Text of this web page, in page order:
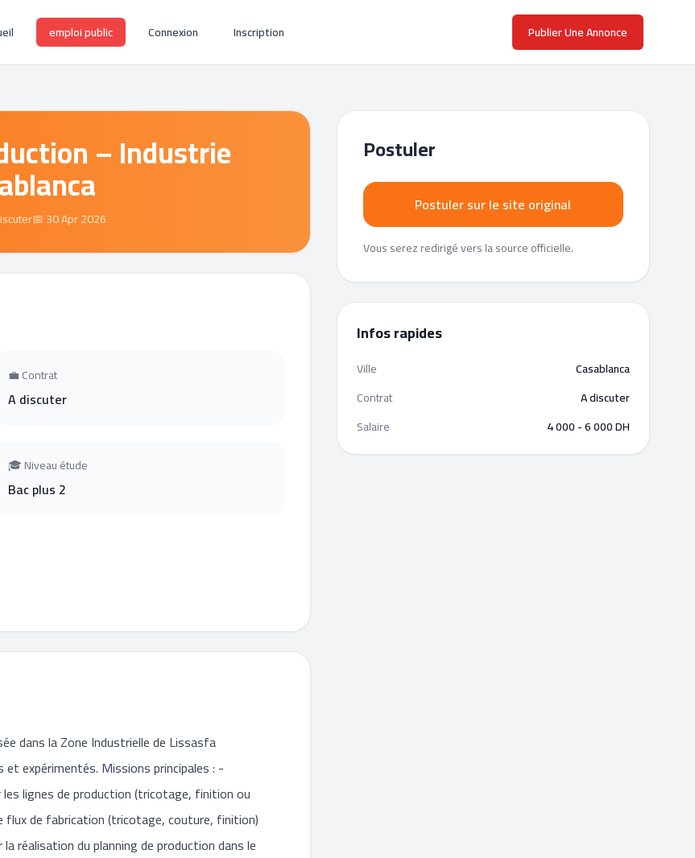
emploi public Connexion Inscription Publier Une Annonce
– Industrie
📅 30 Apr 2026
💼 Contrat
A discuter
🎓 Niveau étude
Bac plus 2
dans la Zone Industrielle de Lissasfa
et expérimentés. Missions principales : -
lignes de production (tricotage, finition ou
flux de fabrication (tricotage, couture, finition)
réalisation du planning de production dans le
Postuler
Postuler sur le site original
Vous serez redirigé vers la source officielle.
Infos rapides
Ville
Casablanca
Contrat
A discuter
Salaire
4 000 - 6 000 DH